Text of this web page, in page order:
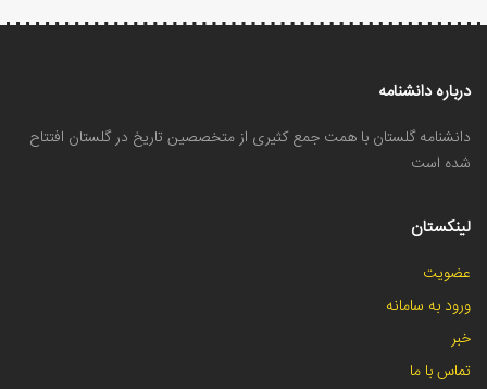
درباره دانشنامه
دانشنامه گلستان با همت جمع کثیری از متخصصین تاریخ در گلستان افتتاح
شده است
لینکستان
عضویت
ورود به سامانه
خبر
تماس با ما